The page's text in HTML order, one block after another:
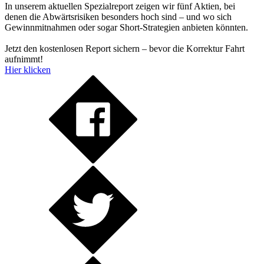
In unserem aktuellen Spezialreport zeigen wir fünf Aktien, bei
denen die Abwärtsrisiken besonders hoch sind – und wo sich
Gewinnmitnahmen oder sogar Short-Strategien anbieten könnten.
Jetzt den kostenlosen Report sichern – bevor die Korrektur Fahrt
aufnimmt!
Hier klicken